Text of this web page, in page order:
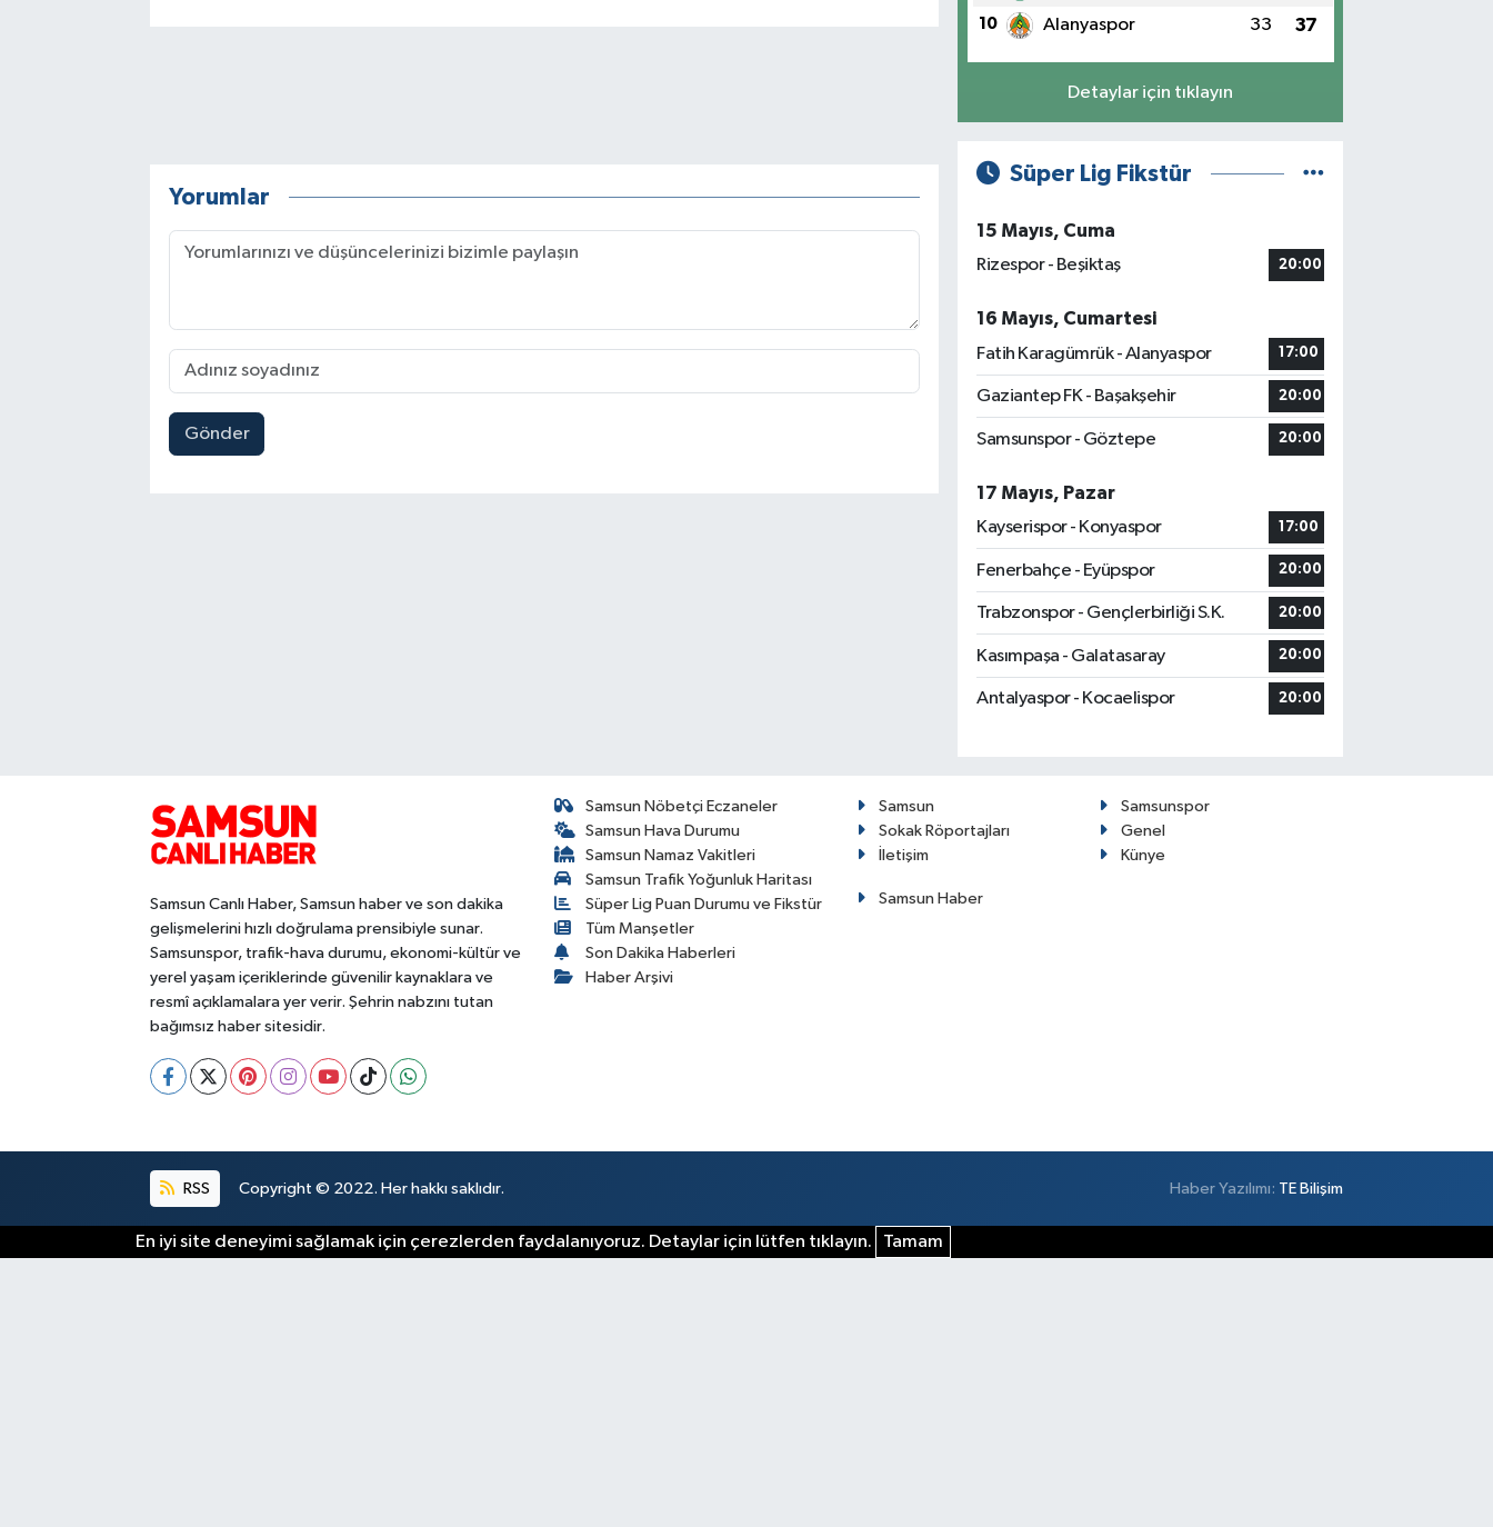
Yorumlar
Gönder
10 Alanyaspor 33 37
Detaylar için tıklayın
Süper Lig Fikstür
15 Mayıs, Cuma
Rizespor - Beşiktaş
20:00
16 Mayıs, Cumartesi
Fatih Karagümrük - Alanyaspor
17:00
Gaziantep FK - Başakşehir 20:00
Samsunspor - Göztepe 20:00
17 Mayıs, Pazar
Kayserispor - Konyaspor
17:00
Fenerbahçe - Eyüpspor 20:00
Trabzonspor - Gençlerbirliği S.K. 20:00
Kasımpaşa - Galatasaray 20:00
Antalyaspor - Kocaelispor 20:00
Samsun Canlı Haber, Samsun haber ve son dakika
gelişmelerini hızlı doğrulama prensibiyle sunar.
Samsunspor, trafik-hava durumu, ekonomi-kültür ve
yerel yaşam içeriklerinde güvenilir kaynaklara ve
resmî açıklamalara yer verir. Şehrin nabzını tutan
bağımsız haber sitesidir.
Samsun Nöbetçi Eczaneler
Samsun Hava Durumu
Samsun Namaz Vakitleri
Samsun Trafik Yoğunluk Haritası
Süper Lig Puan Durumu ve Fikstür
Tüm Manşetler
Son Dakika Haberleri
Haber Arşivi
Samsun
Samsunspor
Sokak Röportajları
Genel
İletişim
Künye
Samsun Haber
RSS Copyright © 2022. Her hakkı saklıdır. Haber Yazılımı: TE Bilişim
En iyi site deneyimi sağlamak için çerezlerden faydalanıyoruz. Detaylar için lütfen tıklayın. Tamam